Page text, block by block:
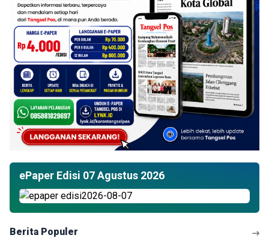
ePaper Edisi 07 Agustus 2026
Berita Populer